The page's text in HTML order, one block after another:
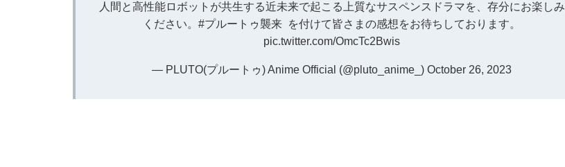
人間と高性能ロボットが共生する近未来で起こる上質なサスペンスドラマを、存分にお楽しみ
ください。 #プルートゥ襲来 を付けて皆さまの感想をお待ちしております。
pic.twitter.com/OmcTc2Bwis
— PLUTO(プルートゥ) Anime Official (@pluto_anime_) October 26, 2023